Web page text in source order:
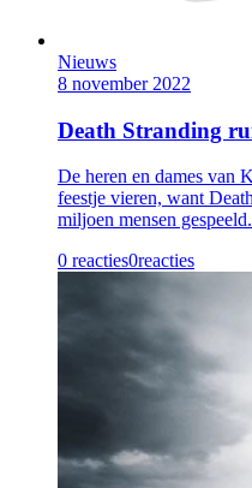
Nieuws
8 november 2022
Death Stranding
De heren en dames van
feestje vieren, want
miljoen mensen gespeeld.
0 reacties0reacties